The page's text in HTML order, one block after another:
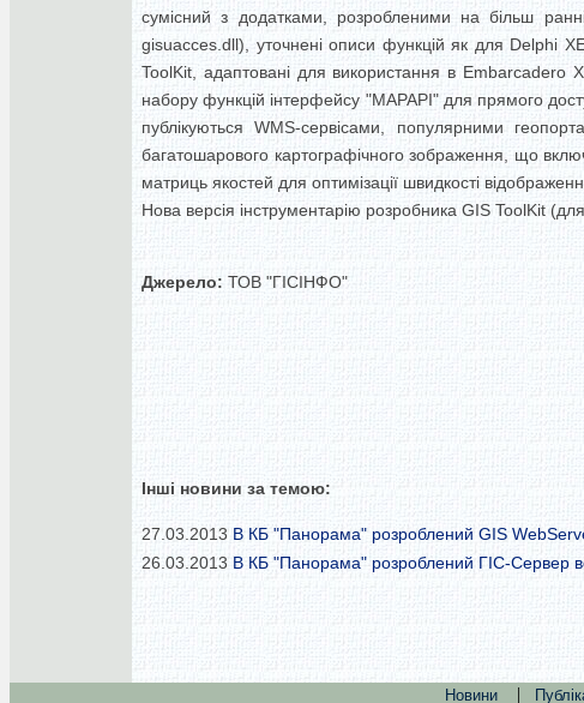
сумісний з додатками, розробленими на більш
gisuacces.dll), уточнені описи функцій як для Delphi
ToolKit, адаптовані для використання в Embarcadero
набору функцій інтерфейсу "MAPAPI" для прямого
публікуються WMS-сервісами, популярними
багатошарового картографічного зображення, що
матриць якостей для оптимізації швидкості
Нова версія інструментарію розробника GIS ToolKit
Джерело: ТОВ "ГІСІНФО"
Інші новини за темою:
27.03.2013 В КБ "Панорама" розроблений GIS
26.03.2013 В КБ "Панорама" розроблений ГІС-Сервер
Новини |